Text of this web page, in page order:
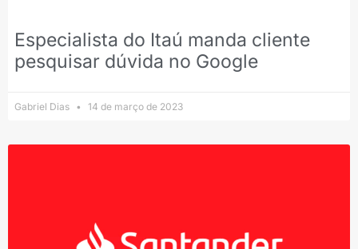
Especialista do Itaú manda cliente
pesquisar dúvida no Google
Gabriel Dias 14 de março de 2023